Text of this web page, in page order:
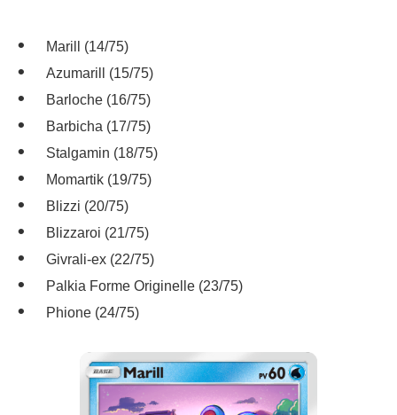
Marill (14/75)
Azumarill (15/75)
Barloche (16/75)
Barbicha (17/75)
Stalgamin (18/75)
Momartik (19/75)
Blizzi (20/75)
Blizzaroi (21/75)
Givrali-ex (22/75)
Palkia Forme Originelle (23/75)
Phione (24/75)